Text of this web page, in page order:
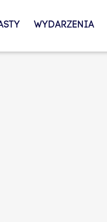
WYDARZENIA